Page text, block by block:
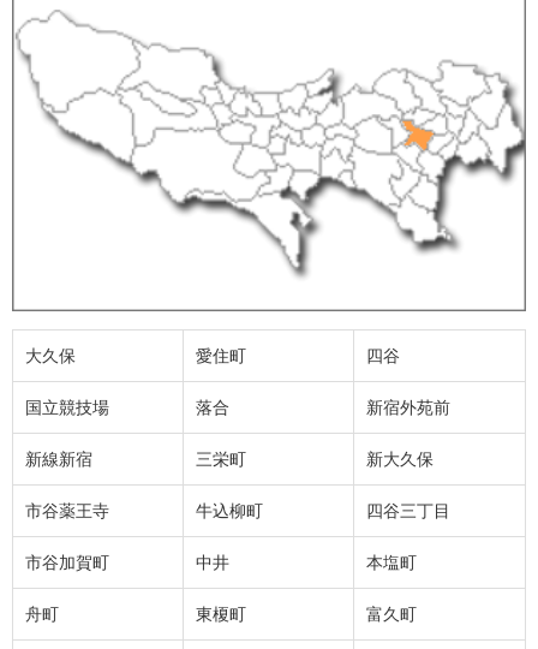
大久保 愛住町 四谷
国立競技場 落合 新宿外苑前
新線新宿 三栄町 新大久保
市谷薬王寺 牛込柳町 四谷三丁目
市谷加賀町 中井 本塩町
舟町 東榎町 富久町